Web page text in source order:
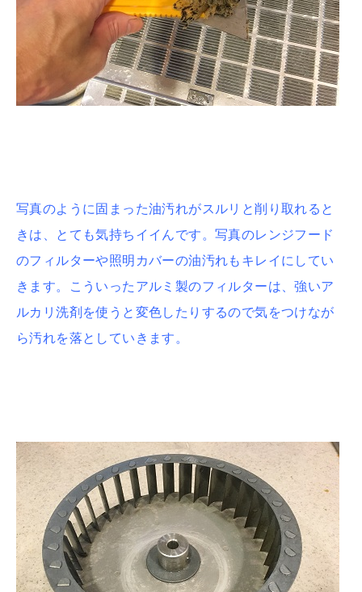
写真のように固まった油汚れがスルリと削り取れると
きは、とても気持ちイイんです。写真のレンジフード
のフィルターや照明カバーの油汚れもキレイにしてい
きます。こういったアルミ製のフィルターは、強いア
ルカリ洗剤を使うと変色したりするので気をつけなが
ら汚れを落としていきます。